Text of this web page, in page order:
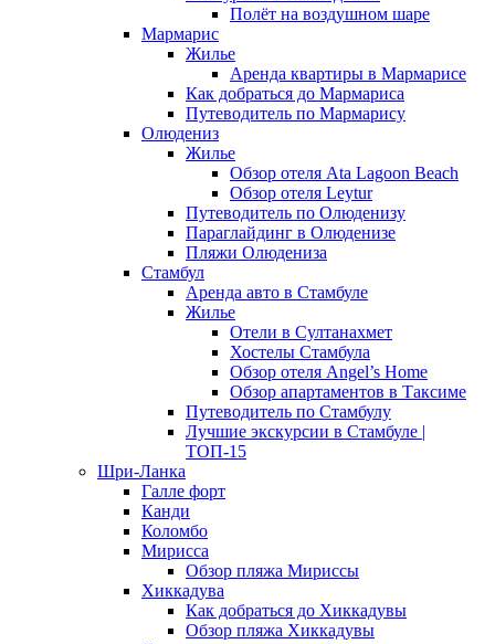
Полёт на воздушном шаре
Мармарис
Жилье
Аренда квартиры в Мармарисе
Как добраться до Мармариса
Путеводитель по Мармарису
Олюдениз
Жилье
Обзор отеля Ata Lagoon Beach
Обзор отеля Leytur
Путеводитель по Олюденизу
Параглайдинг в Олюденизе
Пляжи Олюдениза
Стамбул
Аренда авто в Стамбуле
Жилье
Отели в Султанахмет
Хостелы Стамбула
Обзор отеля Angel’s Home
Обзор апартаментов в Таксиме
Путеводитель по Стамбулу
Лучшие экскурсии в Стамбуле |
ТОП-15
Шри-Ланка
Галле форт
Канди
Коломбо
Мирисса
Обзор пляжа Мириссы
Хиккадува
Как добраться до Хиккадувы
Обзор пляжа Хиккадувы